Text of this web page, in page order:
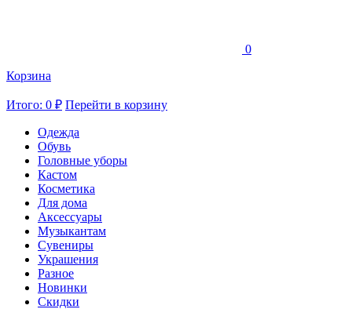
0
Корзина
Итого: 0 ₽ Перейти в корзину
Одежда
Обувь
Головные уборы
Кастом
Косметика
Для дома
Аксессуары
Музыкантам
Сувениры
Украшения
Разное
Новинки
Скидки